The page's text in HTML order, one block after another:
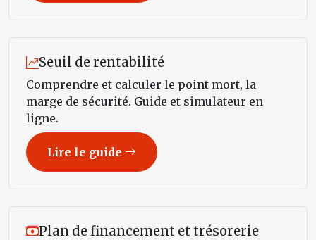
Seuil de rentabilité
Comprendre et calculer le point mort, la
marge de sécurité. Guide et simulateur en
ligne.
Lire le guide
Plan de financement et trésorerie